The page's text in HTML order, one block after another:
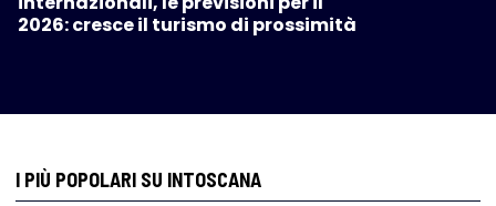
2026: cresce il turismo di prossimità
I PIÙ POPOLARI SU INTOSCANA